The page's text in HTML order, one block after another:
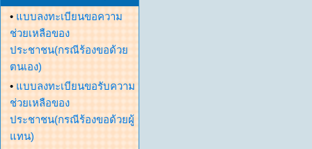
• แบบลงทะเบียนขอความ
ช่วยเหลือของ
ประชาชน(กรณีร้องขอด้วย
ตนเอง)
• แบบลงทะเบียนขอรับความ
ช่วยเหลือของ
ประชาชน(กรณีร้องขอด้วยผู้
แทน)